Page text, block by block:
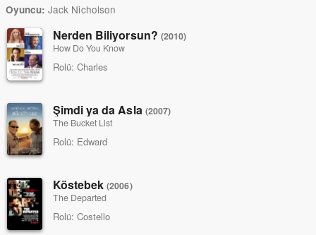
Oyuncu: Jack Nicholson
Nerden Biliyorsun? (2010)
How Do You Know
Rolü: Charles
Şimdi ya da Asla (2007)
The Bucket List
Rolü: Edward
Köstebek(2006)
The Departed
Rolü: Costello